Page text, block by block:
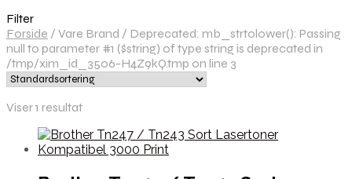
Filter
Forside / Vare Brand / Deprecated: mb_strtolower(): Passing
null to parameter #1 ($string) of type string is deprecated in
/tmp/xim_id_3506-H4Z9kQ.tmp on line 3
Viser 1 resultat